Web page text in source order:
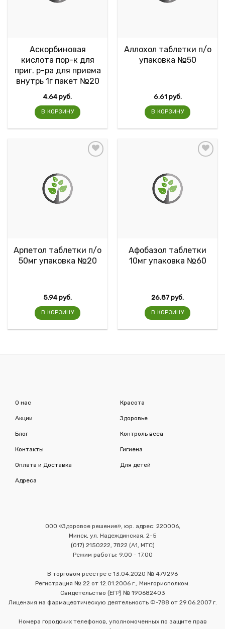
Аскорбиновая
кислота пор-к для
приг. р-ра для приема
внутрь 1г пакет №20
4.64руб.
В КОРЗИНУ
Аллохол таблетки п/о
упаковка №50
6.61руб.
В КОРЗИНУ
Арпетол таблетки п/о
50мг упаковка №20
5.94руб.
В КОРЗИНУ
Афобазол таблетки
10мг упаковка №60
26.87руб.
В КОРЗИНУ
О нас
Акции
Блог
Контакты
Оплата и Доставка
Адреса
Красота
Здоровье
Контроль веса
Гигиена
Для детей
ООО «Здоровое решение», юр. адрес: 220006,
Минск, ул. Надеждинская, 2-5
(017) 2150222, 7822 (А1, МТС)
Режим работы: 9.00 - 17.00
В торговом реестре с 13.04.2020 № 479296
Регистрация № 22 от 12.01.2006 г., Мингорисполком.
Свидетельство (ЕГР) № 190682403
Лицензия на фармацевтическую деятельность Ф-788 от 29.06.2007 г.
Номера городских телефонов, уполномоченных по защите прав